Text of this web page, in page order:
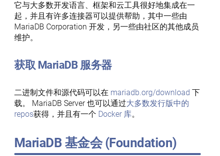
它与大多数开发语言、框架和云工具很好地集成在一
起，并且有许多连接器可以提供帮助，其中一些由
MariaDB Corporation 开发，另一些由社区的其他成员
维护。
获取 MariaDB 服务器
二进制文件和源代码可以在 mariadb.org/download 下
载。 MariaDB Server 也可以通过大多数发行版中的
repos获得，并且有一个 Docker 库。
MariaDB 基金会 (Foundation)